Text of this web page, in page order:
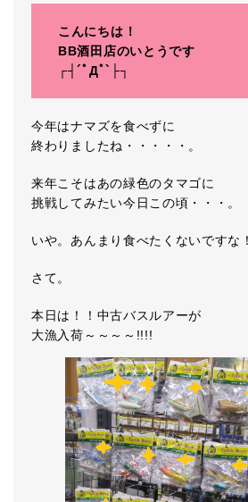
こんにちは！
BB酒田店のいとうです
┌┤´ﾟДﾟ`├┐
今年はナマズを食べずに
終わりましたね・・・・・。
来年こそはあの緑色のタマゴに
挑戦してみたい今日この頃・・・。
いや。あんまり食べたくないですな！
さて。
本日は！！中古バスルアーが
大漁入荷～～～～!!!!